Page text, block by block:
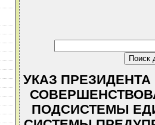
УКАЗ ПРЕЗИДЕНТА
ПОДСИСТЕМЫ